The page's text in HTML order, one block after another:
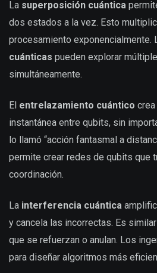
La superposición cuántica
dos estados a la vez. Esto
procesamiento exponencialmente.
cuánticas pueden explorar
simultáneamente.
El entrelazamiento cuántico
instantánea entre qubits, sin
lo llamó “acción fantasmal a
permite crear redes de qubits que
coordinación.
La interferencia cuántica
y cancela las incorrectas. Es
que se refuerzan o anulan. Los
para diseñar algoritmos más